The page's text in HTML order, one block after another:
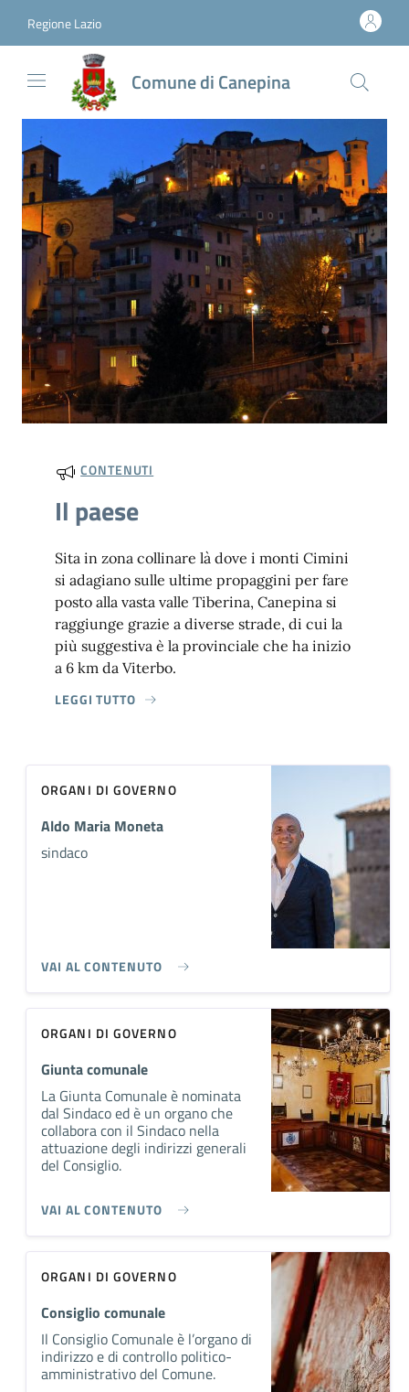
Regione Lazio
Comune di Canepina
CONTENUTI
Il paese
Sita in zona collinare là dove i monti Cimini
si adagiano sulle ultime propaggini per fare
posto alla vasta valle Tiberina, Canepina si
raggiunge grazie a diverse strade, di cui la
più suggestiva è la provinciale che ha inizio
a 6 km da Viterbo.
LEGGI TUTTO
ORGANI DI GOVERNO
Aldo Maria Moneta
sindaco
VAI AL CONTENUTO
ORGANI DI GOVERNO
Giunta comunale
La Giunta Comunale è nominata
dal Sindaco ed è un organo che
collabora con il Sindaco nella
attuazione degli indirizzi generali
del Consiglio.
VAI AL CONTENUTO
ORGANI DI GOVERNO
Consiglio comunale
Il Consiglio Comunale è l’organo di
indirizzo e di controllo politico-
amministrativo del Comune.